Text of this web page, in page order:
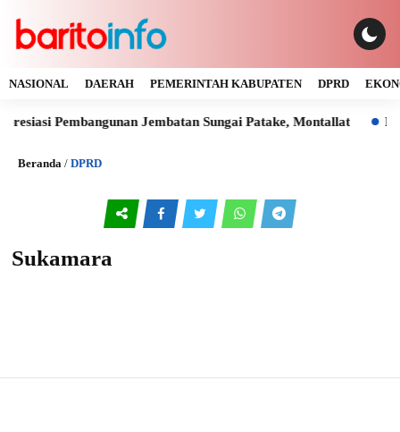
NASIONAL DAERAH PEMERINTAH KABUPATEN DPRD
Pembangunan Jembatan Sungai Patake, Montallat
Beranda / DPRD
Sukamara